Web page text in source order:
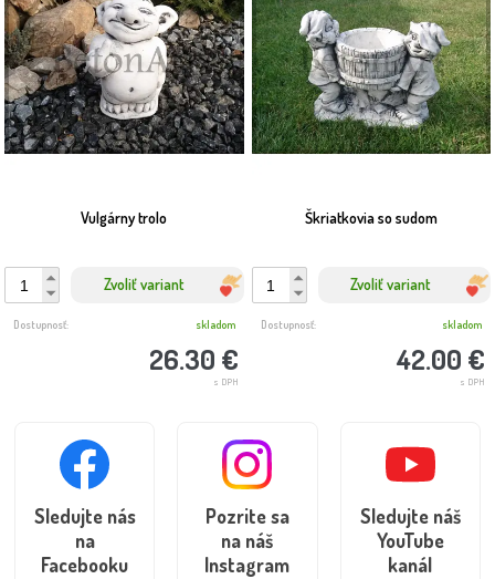
Vulgárny trolo
Zvoliť variant
26.30 €
s DPH
Dostupnosť: skladom
Škriatkovia so sudom
Zvoliť variant
42.00 €
s DPH
Dostupnosť: skladom
Sledujte nás
na
Facebooku
Pozrite sa
na náš
Instagram
Sledujte náš
YouTube
kanál